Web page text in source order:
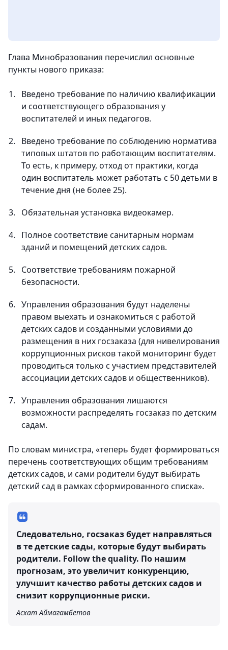
Глава Минобразования перечислил основные
пункты нового приказа:
Введено требование по наличию квалификации
и соответствующего образования у
воспитателей и иных педагогов.
Введено требование по соблюдению норматива
типовых штатов по работающим воспитателям.
То есть, к примеру, отход от практики, когда
один воспитатель может работать с 50 детьми в
течение дня (не более 25).
Обязательная установка видеокамер.
Полное соответствие санитарным нормам
зданий и помещений детских садов.
Соответствие требованиям пожарной
безопасности.
Управления образования будут наделены
правом выехать и ознакомиться с работой
детских садов и созданными условиями до
размещения в них госзаказа (для нивелирования
коррупционных рисков такой мониторинг будет
проводиться только с участием представителей
ассоциации детских садов и общественников).
Управления образования лишаются
возможности распределять госзаказ по детским
садам.
По словам министра, «теперь будет формироваться
перечень соответствующих общим требованиям
детских садов, и сами родители будут выбирать
детский сад в рамках сформированного списка».
Следовательно, госзаказ будет направляться
в те детские сады, которые будут выбирать
родители. Follow the quality. По нашим
прогнозам, это увеличит конкуренцию,
улучшит качество работы детских садов и
снизит коррупционные риски.
Асхат Аймагамбетов